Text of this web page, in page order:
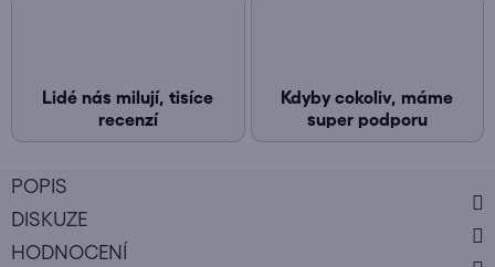
Lidé nás milují, tisíce
recenzí
Kdyby cokoliv, máme
super podporu
POPIS
DISKUZE
HODNOCENÍ